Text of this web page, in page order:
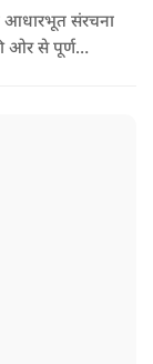
आधारभूत संरचना
ओर से पूर्ण